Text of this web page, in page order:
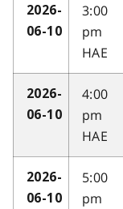
2026-
06-10
3:00
pm
HAE
2026-
06-10
4:00
pm
HAE
2026-
06-10
5:00
pm